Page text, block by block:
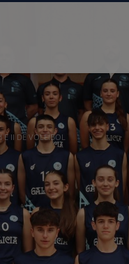
E II DE VOLEIBOL